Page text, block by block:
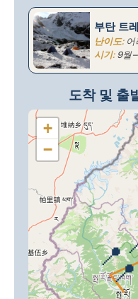
부탄 트
난이도:어
시기:9월
도착 및 출
📍
📍
+
−